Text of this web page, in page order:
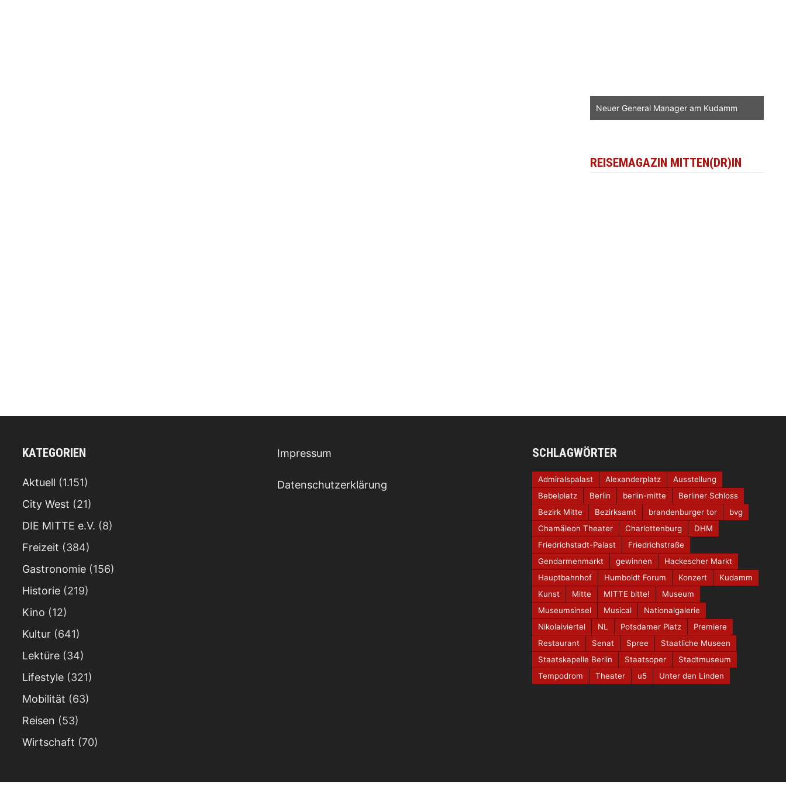
Neuer General Manager am Kudamm
REISEMAGAZIN MITTEN(DR)IN
KATEGORIEN
Aktuell (1.151)
City West (21)
DIE MITTE e.V. (8)
Freizeit (384)
Gastronomie (156)
Historie (219)
Kino (12)
Kultur (641)
Lektüre (34)
Lifestyle (321)
Mobilität (63)
Reisen (53)
Wirtschaft (70)
Impressum
Datenschutzerklärung
SCHLAGWÖRTER
Admiralspalast Alexanderplatz
Ausstellung
Bebelplatz
Berlin berlin-mitte
Berliner Schloss
Bezirk Mitte
Bezirksamt brandenburger tor
bvg
Chamäleon Theater
Charlottenburg
DHM
Friedrichstadt-Palast
Friedrichstraße
Gendarmenmarkt
gewinnen
Hackescher Markt
Hauptbahnhof
Humboldt Forum Konzert
Kudamm
Kunst
Mitte MITTE bitte!
Museum
Museumsinsel
Musical
Nationalgalerie
Nikolaiviertel
NL Potsdamer Platz
Premiere
Restaurant
Senat Spree
Staatliche Museen
Staatskapelle Berlin
Staatsoper
Stadtmuseum
Tempodrom
Theater u5 Unter den Linden